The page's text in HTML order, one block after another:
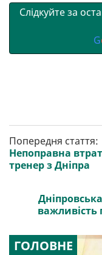
Слідкуйте за
G
Попередня стаття:
Непоправна
тренер з Дніпра
важливість
ГОЛОВНЕ